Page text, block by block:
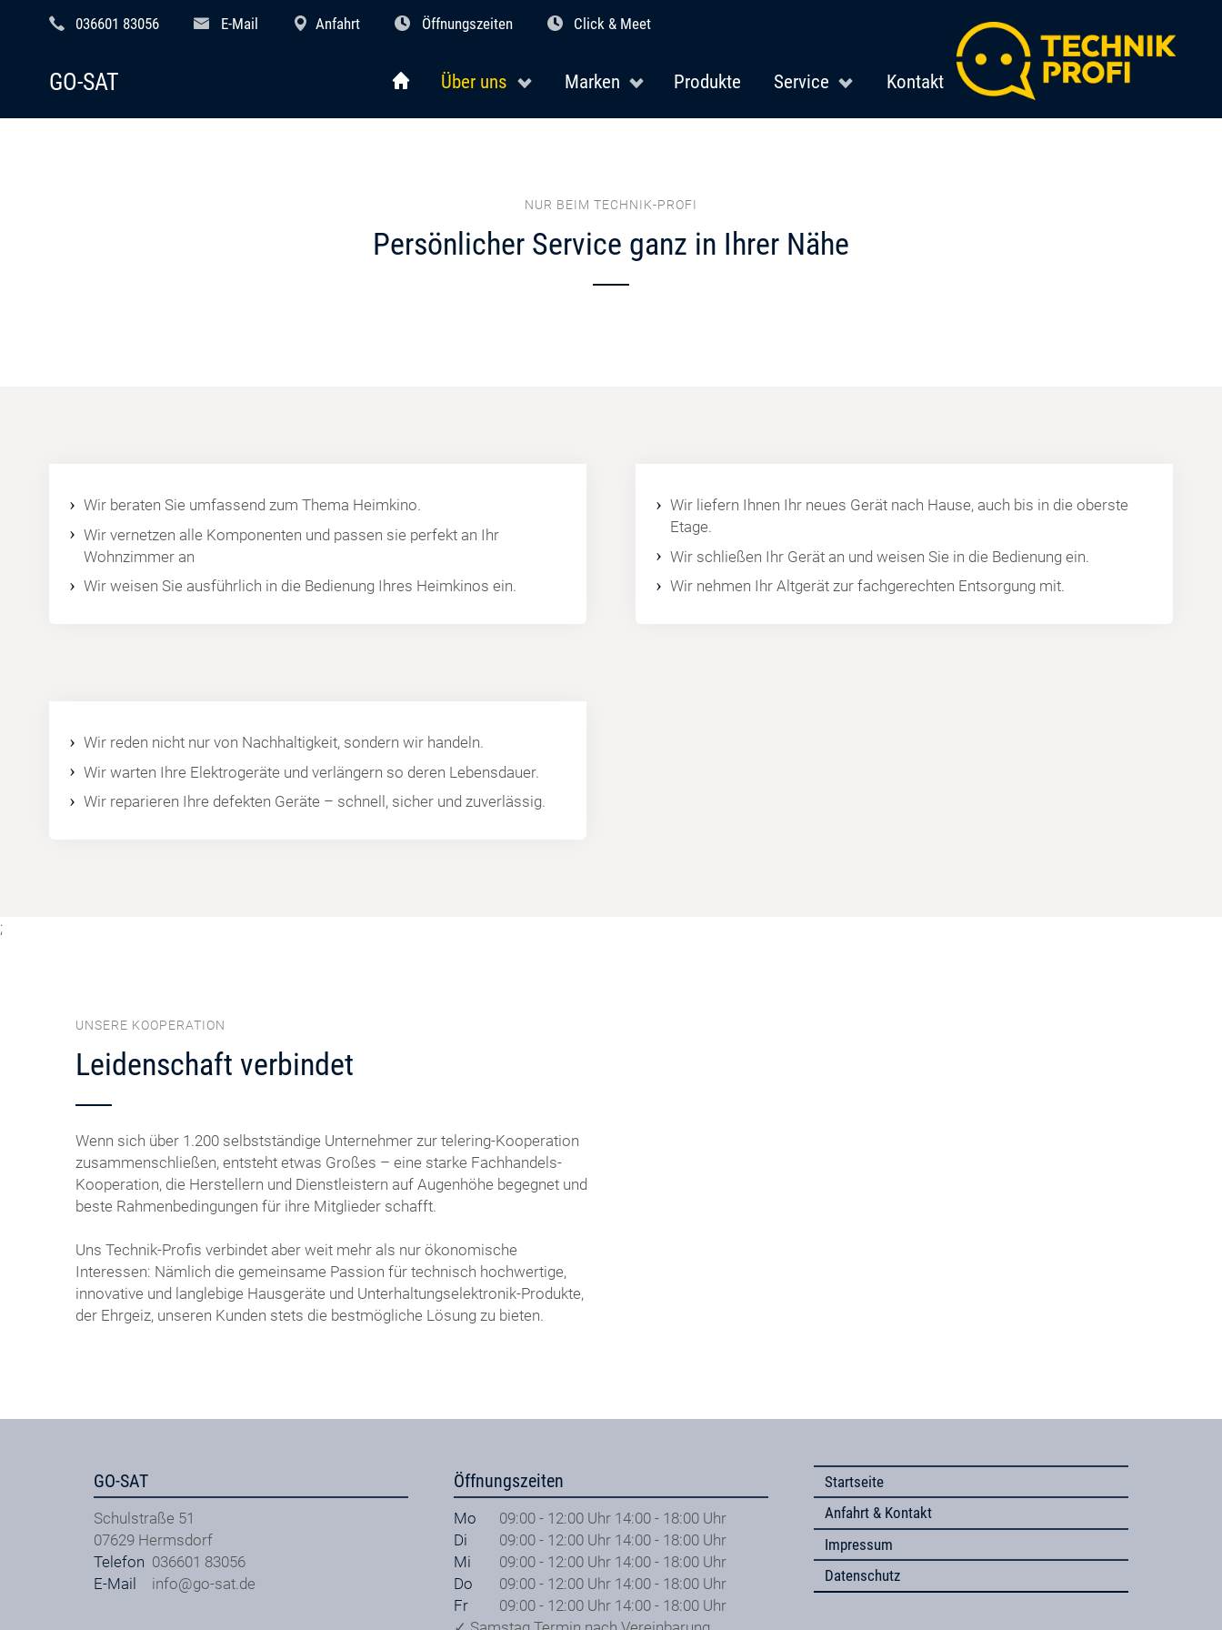
036601 83056 E-Mail Anfahrt Öffnungszeiten Click & Meet
Über uns Marken Produkte Service Kontakt
GO-SAT
NUR BEIM TECHNIK-PROFI
Persönlicher Service ganz in Ihrer Nähe
Wir beraten Sie umfassend zum Thema Heimkino.
Wir vernetzen alle Komponenten und passen sie perfekt an Ihr
Wohnzimmer an
Wir weisen Sie ausführlich in die Bedienung Ihres Heimkinos ein.
Wir liefern Ihnen Ihr neues Gerät nach Hause, auch bis in die oberste
Etage.
Wir schließen Ihr Gerät an und weisen Sie in die Bedienung ein.
Wir nehmen Ihr Altgerät zur fachgerechten Entsorgung mit.
Wir reden nicht nur von Nachhaltigkeit, sondern wir handeln.
Wir warten Ihre Elektrogeräte und verlängern so deren Lebensdauer.
Wir reparieren Ihre defekten Geräte – schnell, sicher und zuverlässig.
;
UNSERE KOOPERATION
Leidenschaft verbindet
Wenn sich über 1.200 selbstständige Unternehmer zur telering-Kooperation
zusammenschließen, entsteht etwas Großes – eine starke Fachhandels-
Kooperation, die Herstellern und Dienstleistern auf Augenhöhe begegnet und
beste Rahmenbedingungen für ihre Mitglieder schafft.
Uns Technik-Profis verbindet aber weit mehr als nur ökonomische
Interessen: Nämlich die gemeinsame Passion für technisch hochwertige,
innovative und langlebige Hausgeräte und Unterhaltungselektronik-Produkte,
der Ehrgeiz, unseren Kunden stets die bestmögliche Lösung zu bieten.
GO-SAT
Schulstraße 51
07629 Hermsdorf
Telefon 036601 83056
E-Mail
info@go-sat.de
Öffnungszeiten
Mo
09:00 - 12:00 Uhr 14:00 - 18:00 Uhr
Di
09:00 - 12:00 Uhr 14:00 - 18:00 Uhr
Mi
09:00 - 12:00 Uhr 14:00 - 18:00 Uhr
Do
09:00 - 12:00 Uhr 14:00 - 18:00 Uhr
Fr
09:00 - 12:00 Uhr 14:00 - 18:00 Uhr
Startseite
Anfahrt & Kontakt
Impressum
Datenschutz